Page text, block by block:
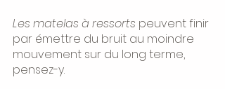
Les matelas à ressorts peuvent finir
par émettre du bruit au moindre
mouvement sur du long terme,
pensez-y.